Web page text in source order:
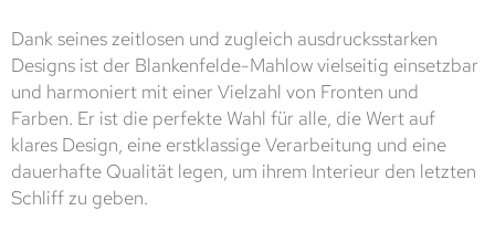
Dank seines zeitlosen und zugleich ausdrucksstarken
Designs ist der Blankenfelde-Mahlow vielseitig einsetzbar
und harmoniert mit einer Vielzahl von Fronten und
Farben. Er ist die perfekte Wahl für alle, die Wert auf
klares Design, eine erstklassige Verarbeitung und eine
dauerhafte Qualität legen, um ihrem Interieur den letzten
Schliff zu geben.